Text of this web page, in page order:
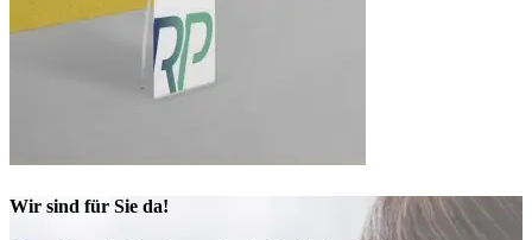
Wir sind für Sie da!